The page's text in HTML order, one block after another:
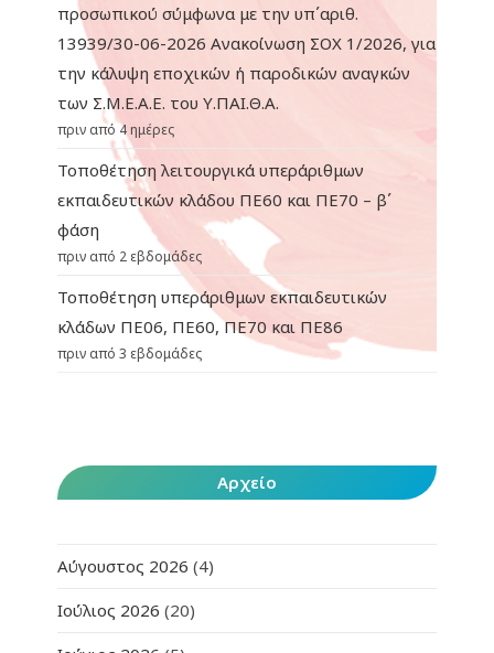
προσωπικού σύμφωνα με την υπ΄αριθ.
13939/30-06-2026 Ανακοίνωση ΣΟΧ 1/2026, για
την κάλυψη εποχικών ή παροδικών αναγκών
των Σ.Μ.Ε.Α.Ε. του Υ.ΠΑΙ.Θ.Α.
πριν από 4 ημέρες
Τοποθέτηση λειτουργικά υπεράριθμων
εκπαιδευτικών κλάδου ΠΕ60 και ΠΕ70 – β΄
φάση
πριν από 2 εβδομάδες
Τοποθέτηση υπεράριθμων εκπαιδευτικών
κλάδων ΠΕ06, ΠΕ60, ΠΕ70 και ΠΕ86
πριν από 3 εβδομάδες
Αρχείο
Αύγουστος 2026 (4)
Ιούλιος 2026 (20)